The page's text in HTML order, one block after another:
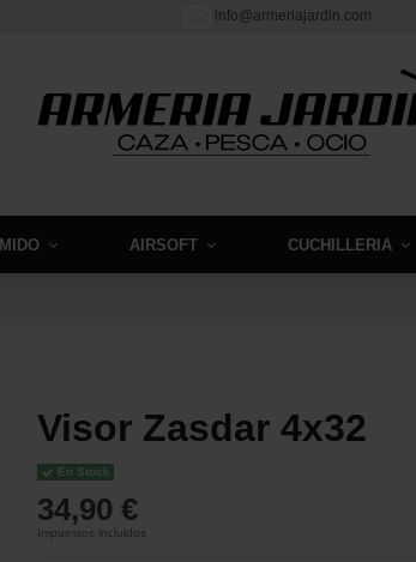
info@armeriajardin.com
AIRSOFT CUCHILLERIA
Visor Zasdar 4x32
En Stock
34,90 €
Impuestos incluidos